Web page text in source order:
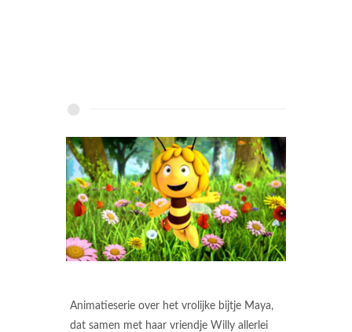
Animatieserie over het vrolijke bijtje Maya,
dat samen met haar vriendje Willy allerlei